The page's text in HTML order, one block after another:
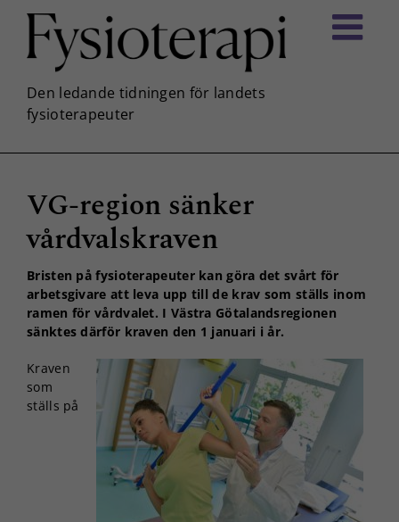
innehållet
VG-region sänker
vårdvalskraven
Bristen på fysioterapeuter kan göra det svårt för
arbetsgivare att leva upp till de krav som ställs inom
ramen för vårdvalet. I Västra Götalandsregionen
sänktes därför kraven den 1 januari i år.
Kraven
som
ställs på